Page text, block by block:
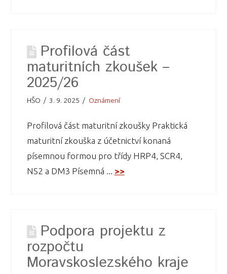
Profilová část
maturitních zkoušek –
2025/26
HŠO 3. 9. 2025 Oznámení
Profilová část maturitní zkoušky Praktická
maturitní zkouška z účetnictví konaná
písemnou formou pro třídy HRP4, SCR4,
NS2 a DM3 Písemná ... >>
Podpora projektu z
rozpočtu
Moravskoslezského kraje